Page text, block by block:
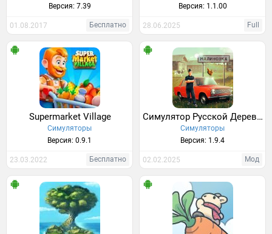
Версия: 7.39
01.08.2017 Бесплатно
Версия: 1.1.00
28.06.2025 Full
Supermarket Village
Симуляторы
Версия: 0.9.1
23.03.2022 Бесплатно
Симулятор Русской Деревни 3D
Симуляторы
Версия: 1.9.4
02.02.2025 Мод